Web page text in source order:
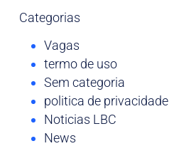
Categorias
Vagas
termo de uso
Sem categoria
politica de privacidade
Noticias LBC
News